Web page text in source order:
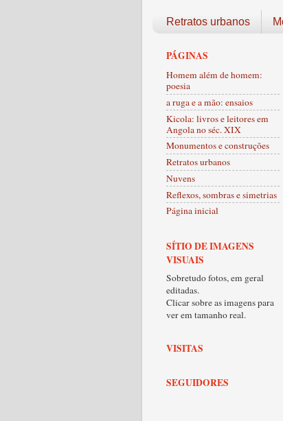
Retratos urbanos
PÁGINAS
Homem além de homem:
poesia
a ruga e a mão: ensaios
Kicola: livros e leitores em
Angola no séc. XIX
Monumentos e construções
Retratos urbanos
Nuvens
Reflexos, sombras e simetrias
Página inicial
SÍTIO DE IMAGENS
VISUAIS
Sobretudo fotos, em geral
editadas.
Clicar sobre as imagens para
ver em tamanho real.
VISITAS
SEGUIDORES